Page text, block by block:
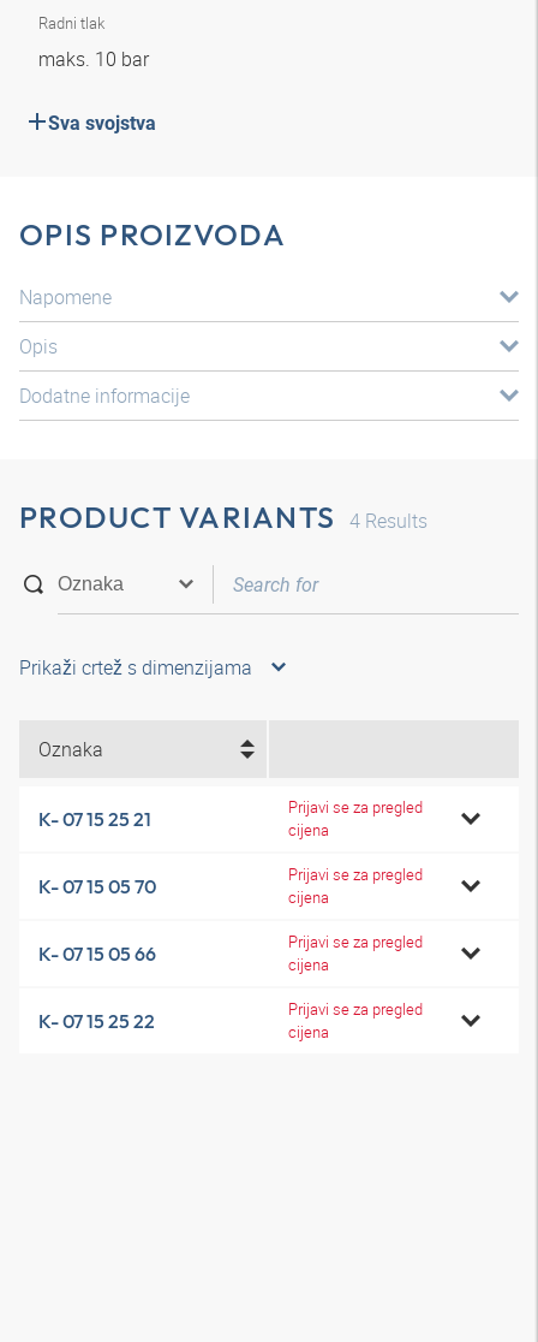
Radni tlak
maks. 10 bar
Sva svojstva
OPIS PROIZVODA
Napomene
Opis
Dodatne informacije
PRODUCT VARIANTS 4 Results
Prikaži crtež s dimenzijama
Oznaka
K- 07 15 25 21
Prijavi se za pregled
cijena
K- 07 15 05 70
Prijavi se za pregled
cijena
K- 07 15 05 66
Prijavi se za pregled
cijena
K- 07 15 25 22
Prijavi se za pregled
cijena